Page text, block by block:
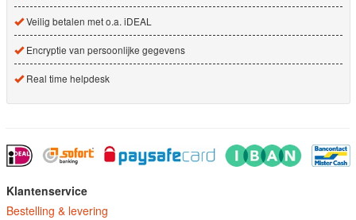
Veilig betalen met o.a. iDEAL
Encryptie van persoonlijke gegevens
Real time helpdesk
Klantenservice
Bestelling & levering